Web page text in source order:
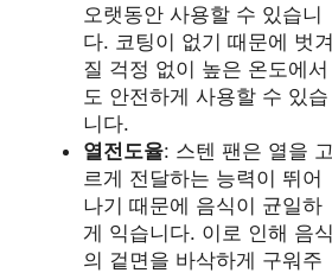
오랫동안 사용할 수 있습니
다. 코팅이 없기 때문에 벗겨
질 걱정 없이 높은 온도에서
도 안전하게 사용할 수 있습
니다.
열전도율: 스텐 팬은 열을 고
르게 전달하는 능력이 뛰어
나기 때문에 음식이 균일하
게 익습니다. 이로 인해 음식
의 겉면을 바삭하게 구워주